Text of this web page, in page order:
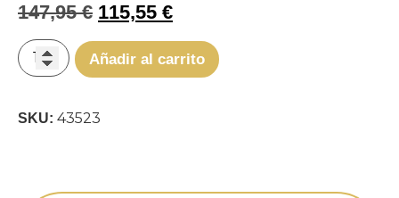
147,95€ 115,55 €
Añadir al carrito
SKU: 43523